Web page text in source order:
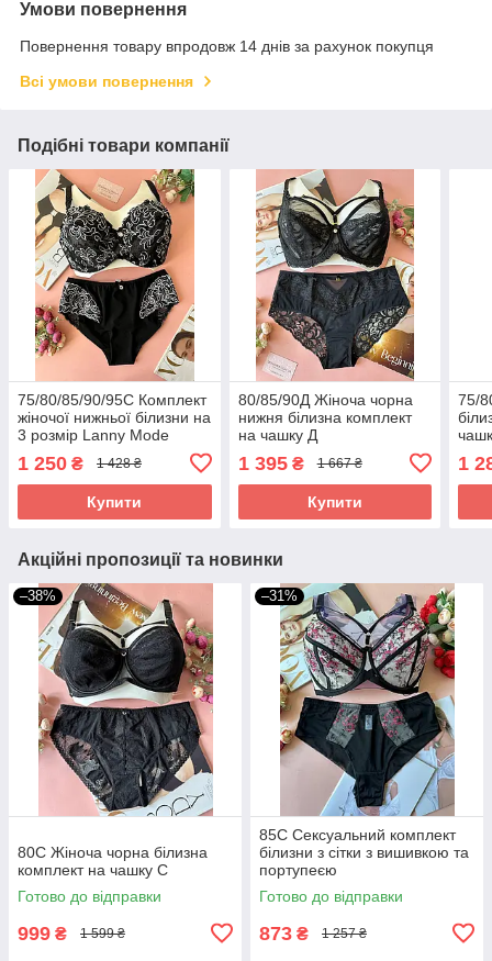
Умови повернення
Повернення товару впродовж 14 днів за рахунок покупця
Всі умови повернення
Подібні товари компанії
75/80/85/90/95С Комплект
жіночої нижньої білизни на
3 розмір Lanny Mode
1 250 ₴ 1 428 ₴
Купити
80/85/90Д Жіноча чорна
нижня білизна комплект
на чашку Д
1 395₴ 1 667 ₴
Купити
75/
1
Акційні пропозиції та новинки
–38%
80С Жіноча чорна білизна
комплект на чашку С
Готово до відправки
999 ₴ 1 599 ₴
–31%
85С Сексуальний комплект
білизни з сітки з вишивкою та
портупеєю
Готово до відправки
873 ₴ 1 257 ₴